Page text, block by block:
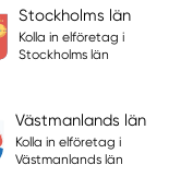
Stockholms län
Kolla in elföretag i
Stockholms län
Västmanlands län
Kolla in elföretag i
Västmanlands län